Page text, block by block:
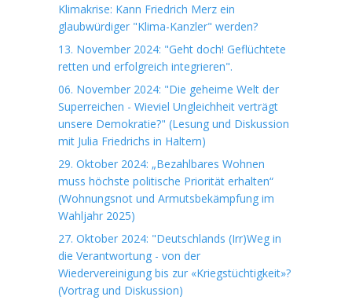
Klimakrise: Kann Friedrich Merz ein
glaubwürdiger "Klima-Kanzler" werden?
13. November 2024: "Geht doch! Geflüchtete
retten und erfolgreich integrieren".
06. November 2024: "Die geheime Welt der
Superreichen - Wieviel Ungleichheit verträgt
unsere Demokratie?" (Lesung und Diskussion
mit Julia Friedrichs in Haltern)
29. Oktober 2024: „Bezahlbares Wohnen
muss höchste politische Priorität erhalten“
(Wohnungsnot und Armutsbekämpfung im
Wahljahr 2025)
27. Oktober 2024: "Deutschlands (Irr)Weg in
die Verantwortung - von der
Wiedervereinigung bis zur «Kriegstüchtigkeit»?
(Vortrag und Diskussion)